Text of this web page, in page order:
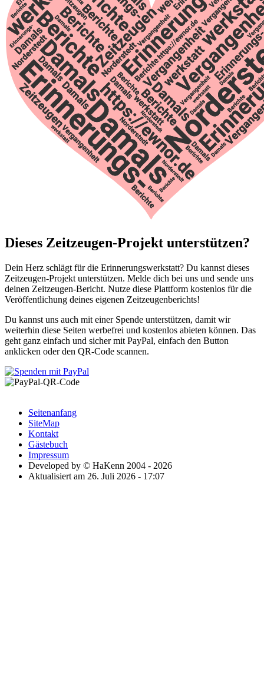
Dieses Zeitzeugen-Projekt unterstützen?
Dein Herz schlägt für die Erinnerungswerkstatt? Du kannst dieses
Zeitzeugen-Projekt unterstützen. Melde dich bei uns und sende uns
deinen Zeitzeugen-Bericht. Nutze diese Plattform kostenlos für die
Veröffentlichung deines eigenen Zeitzeugenberichts!
Du kannst uns auch mit einer Spende unterstützen, damit wir
weiterhin diese Seiten werbefrei und kostenlos abieten können. Das
geht ganz einfach und sicher mit PayPal, einfach den Button
anklicken oder den QR-Code scannen.
Seitenanfang
SiteMap
Kontakt
Gästebuch
Impressum
Developed by © HaKenn 2004 - 2026
Aktualisiert am 26. Juli 2026 - 17:07